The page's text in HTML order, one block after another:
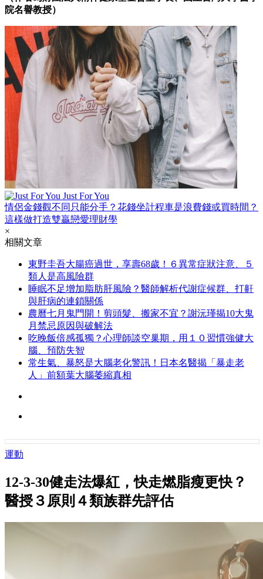
院名譽教授）
Just For You
情侶金錢觀不同只能分手？花錢坐計程車是浪費錢或買時間？
這樣做打造雙贏戀愛理財學
×
相關文章
東野圭吾大腸癌過世，享壽68歲！６異常症狀注意、５
類人是高風險群
睡眠不足增加脂肪肝風險？醫師解析代謝症候群、打鼾
與肝病的連鎖關係
農曆七月鬼門開！剪頭髮、搬家不宜？謝沅瑾揭10大鬼
月禁忌原因與破解法
吃晚飯倍感孤獨？心理師談空巢期，用１０習慣強健大
腦、預防失智
常生氣、暴怒是大腦老化警訊！日本名醫揭「暴走老
人」前額葉大腦萎縮真相
運動
12-3-30健走法爆紅，快走燃脂瘦更快？
醫授３原則４類族群先評估